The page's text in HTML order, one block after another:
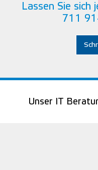
Lassen Sie
711
Unser IT